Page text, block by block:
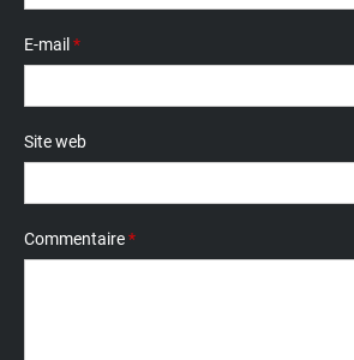
E-mail *
Site web
Commentaire*